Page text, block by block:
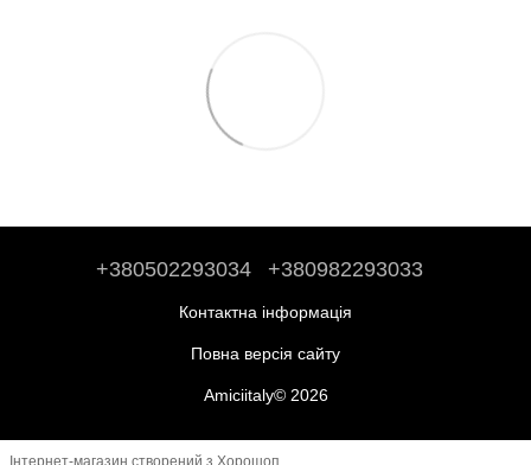
+380502293034 +380982293033
Контактна інформація
Повна версія сайту
Amiciitaly© 2026